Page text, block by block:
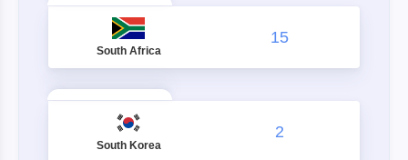
South Africa
15
South Korea
2